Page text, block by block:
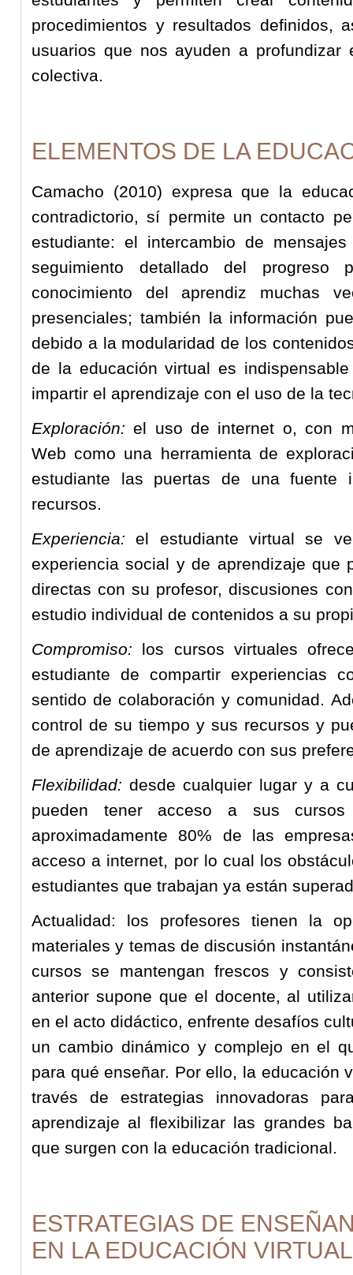
procedimientos y resultados definidos,
usuarios que nos ayuden a profundizar
colectiva.
ELEMENTOS DE LA
Camacho (2010) expresa que la
contradictorio, sí permite un contacto
estudiante: el intercambio de
seguimiento detallado del progreso
conocimiento del aprendiz muchas
presenciales; también la información
debido a la modularidad de los
de la educación virtual es
impartir el aprendizaje con el uso de la
Exploración: el uso de internet o, con
Web como una herramienta de
estudiante las puertas de una fuente
recursos.
Experiencia: el estudiante virtual se
experiencia social y de aprendizaje que
directas con su profesor, discusiones
estudio individual de contenidos a su
Compromiso: los cursos virtuales
estudiante de compartir experiencias
sentido de colaboración y comunidad.
control de su tiempo y sus recursos y
de aprendizaje de acuerdo con sus
Flexibilidad: desde cualquier lugar y a
pueden tener acceso a sus
aproximadamente 80% de las
acceso a internet, por lo cual los
estudiantes que trabajan ya están
Actualidad: los profesores tienen la
materiales y temas de discusión
cursos se mantengan frescos y
anterior supone que el docente, al
en el acto didáctico, enfrente desafíos
un cambio dinámico y complejo en el
para qué enseñar. Por ello, la educación
través de estrategias innovadoras
aprendizaje al flexibilizar las grandes
que surgen con la educación tradicional.
ESTRATEGIAS DE
EN LA EDUCACIÓN